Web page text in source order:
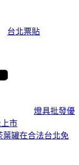
台北票貼
燈具批發優
市
葉罐在合法台北免